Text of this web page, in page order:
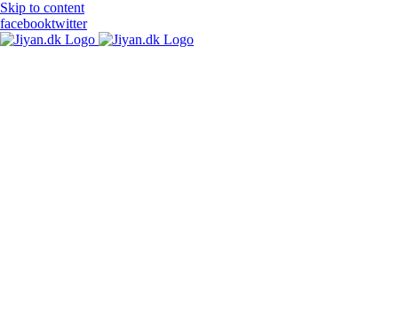
Skip to content
facebooktwitter